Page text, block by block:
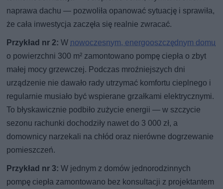
naprawa dachu — pozwoliła opanować sytuację i sprawiła,
że cała inwestycja zaczęła się realnie zwracać.
Przykład nr 2: W nowoczesnym, energooszczędnym domu
o powierzchni 300 m² zamontowano pompę ciepła o zbyt
małej mocy grzewczej. Podczas mroźniejszych dni
urządzenie nie dawało rady utrzymać komfortu cieplnego i
regularnie musiało być wspierane grzałkami elektrycznymi.
To błyskawicznie podbiło zużycie energii — w szczycie
sezonu rachunki dochodziły nawet do 3 000 zł, a
domownicy narzekali na chłód oraz nierówne dogrzewanie
pomieszczeń.
Przykład nr 3: W jednym z domów jednorodzinnych
pompę ciepła zamontowano bez konsultacji z projektantem